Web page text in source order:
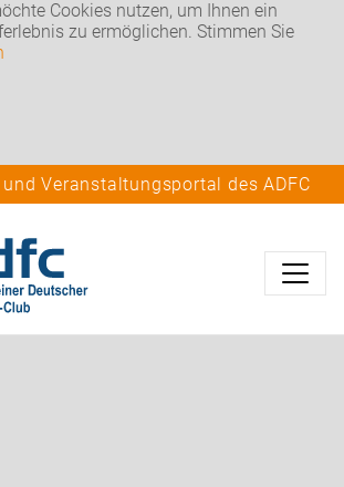
Cookies nutzen, um Ihnen ein
zu ermöglichen. Stimmen Sie
Veranstaltungsportal des ADFC